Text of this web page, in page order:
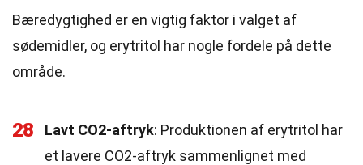
Bæredygtighed er en vigtig faktor i valget af
sødemidler, og erytritol har nogle fordele på dette
område.
28 Lavt CO2-aftryk: Produktionen af erytritol har
et lavere CO2-aftryk sammenlignet med